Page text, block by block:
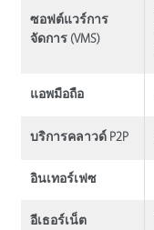
ซอฟต์แวร์การ
จัดการ (VMS)
แอพมือถือ
บริการคลาวด์ P2P
อินเทอร์เฟซ
อีเธอร์เน็ต